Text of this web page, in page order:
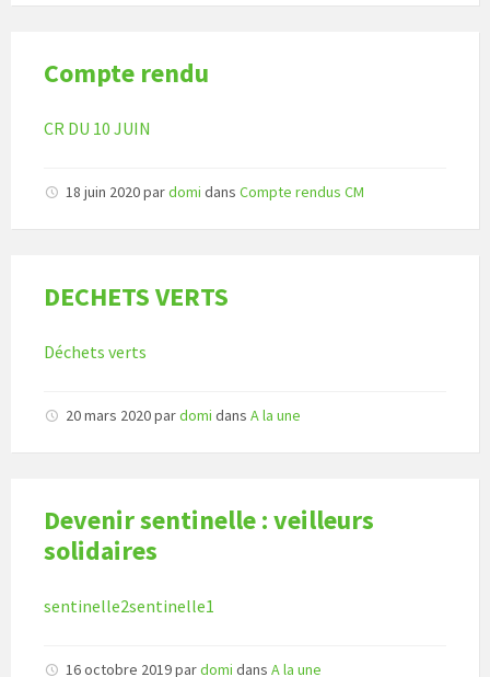
Compte rendu
CR DU 10 JUIN
18 juin 2020pardomi dans Compte rendus CM
DECHETS VERTS
Déchets verts
20 mars 2020pardomi dans A la une
Devenir sentinelle : veilleurs
solidaires
sentinelle2sentinelle1
16 octobre 2019pardomi dans A la une